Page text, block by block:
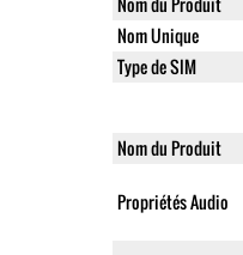
Nom Unique
Type de SIM
Nom du Produit
Propriétés Audio